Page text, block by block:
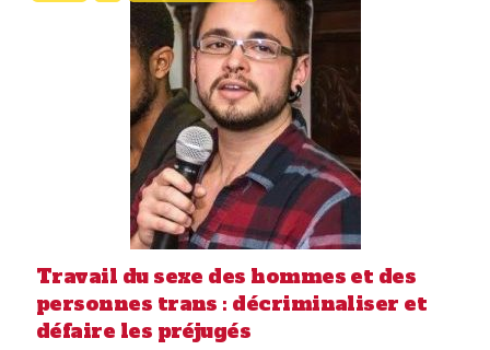
Travail du sexe des hommes et des
personnes trans : décriminaliser et
défaire les préjugés